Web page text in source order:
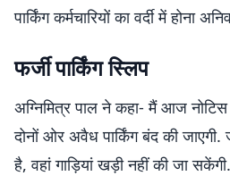
पार्किंग कर्मचारियों का वर्दी में होना
फर्जी पार्किंग स्लिप
अग्निमित्र पाल ने कहा- मैं आज
दोनों ओर अवैध पार्किंग बंद की जाएगी.
है, वहां गाड़ियां खड़ी नहीं की जा